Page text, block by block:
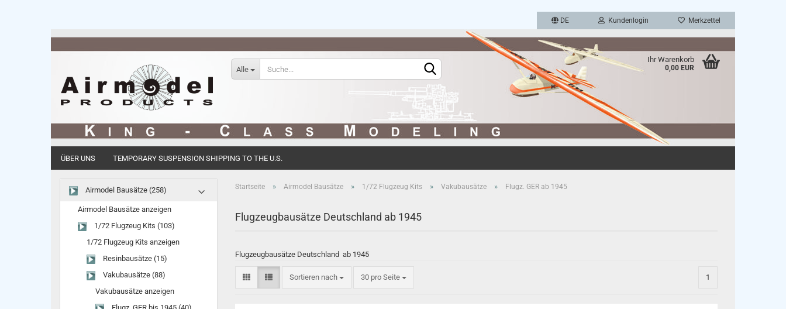
DE
Sprache auswählen
Währung auswählen
Kundenlogin
Konto erstellen
Merkzettel
Alle
Ihr Warenkorb
0,00 EUR
ÜBER UNS TEMPORARY SUSPENSION SHIPPING TO THE U.S.
Startseite » Airmodel Bausätze » 1/72 Flugzeug Kits » Vakubausätze » Flugz. GER ab 1945
Flugzeugbausätze Deutschland ab 1945
Flugzeugbausätze Deutschland ab 1945
Sortieren nach 30 pro Seite 1
Airmodel Bausätze (258)
Airmodel Bausätze anzeigen
1/72 Flugzeug Kits (103)
1/72 Flugzeug Kits anzeigen
Resinbausätze (15)
Vakubausätze (88)
Vakubausätze anzeigen